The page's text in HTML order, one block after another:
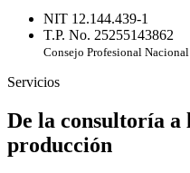
NIT 12.144.439-1
T.P. No. 25255143862
Consejo Profesional
Servicios
De la consultoría a
producción